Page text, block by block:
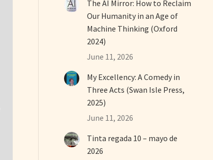
The AI Mirror: How to Reclaim
Our Humanity in an Age of
Machine Thinking (Oxford
2024)
June 11, 2026
My Excellency: A Comedy in
Three Acts (Swan Isle Press,
2025)
June 11, 2026
Tinta regada 10 – mayo de
2026